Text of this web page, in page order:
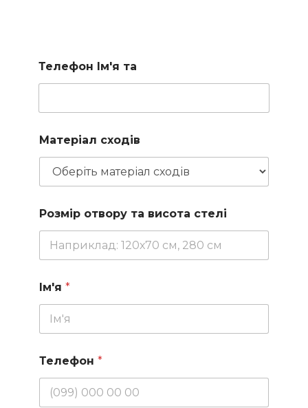
Телефон Ім'я та
Матеріал сходів
Розмір отвору та висота стелі
Ім'я *
Телефон *